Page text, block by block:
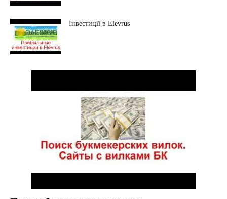
Інвестиції в Elevrus